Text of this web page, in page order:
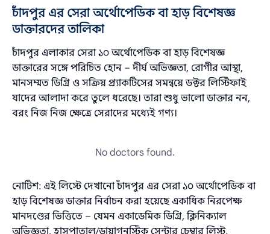
চাঁদপুর এর সেরা অর্থোপেডিক বা হাড় বিশেষজ্ঞ
ডাক্তারদের তালিকা
চাঁদপুর এলাকার সেরা ১০ অর্থোপেডিক বা হাড় বিশেষজ্ঞ
ডাক্তারের সঙ্গে পরিচিত হোন – দীর্ঘ অভিজ্ঞতা, রোগীর আস্থা,
মানসম্মত ডিগ্রি ও সক্রিয় প্র্যাকটিসের সমন্বয়ে ডক্টর লিস্টিফাই
যাদের আলাদা করে তুলে ধরেছে। তারা শুধু ভালো ডাক্তার নন,
বরং নিজ নিজ ক্ষেত্রে সেরাদের মধ্যেই গণ্য।
No doctors found.
নোটিশ: এই লিস্টে দেখানো চাঁদপুর এর সেরা ১০ অর্থোপেডিক বা
হাড় বিশেষজ্ঞ ডাক্তার নির্বাচন করা হয়েছে একাধিক নিরপেক্ষ
মানদণ্ডের ভিত্তিতে – যেমন একাডেমিক ডিগ্রি, ক্লিনিক্যাল
অভিজ্ঞতা, হাসপাতাল/ডায়াগনস্টিক সেন্টার চেম্বার লিস্ট,